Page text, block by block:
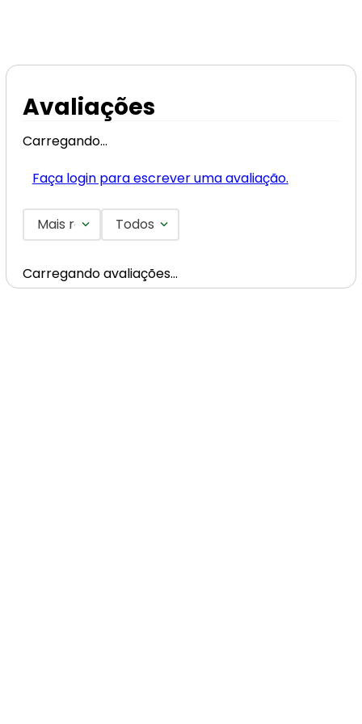
Avaliações
Carregando…
Faça login para escrever uma avaliação.
Mais recentesTodos
Carregando avaliações…